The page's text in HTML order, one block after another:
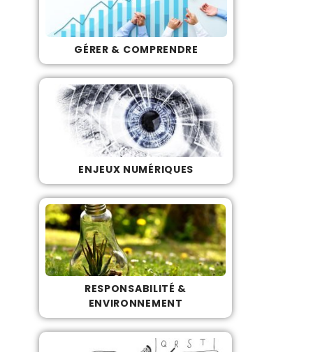
GÉRER & COMPRENDRE
ENJEUX NUMÉRIQUES
RESPONSABILITÉ &
ENVIRONNEMENT